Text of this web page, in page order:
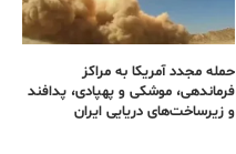
حمله مجدد آمریکا به مراکز
فرماندهی، موشکی و پهپادی، پدافند
و زیرساخت‌های دریایی ایران